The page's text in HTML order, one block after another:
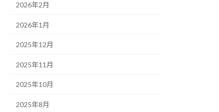
2026年2月
2026年1月
2025年12月
2025年11月
2025年10月
2025年8月